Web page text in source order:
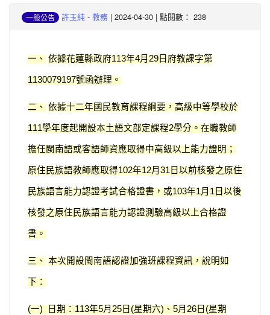
一般公告 許玉純 - 教務 | 2024-04-30 | 點閱數： 238
一、 依據花蓮縣政府113年4月29日府教課字第
1130079197號函辦理。
二、 依據十二年國民教育課程綱要，高級中等學校於
111學年度起開設本土語文部定課程2學分。在職教師
擔任閩南語或客語師資應取得中高級以上能力證明；
原住民族語教師應取得102年12月31日以前核發之原住
民族語言能力認證考試合格證書，或103年1月1日以後
核發之原住民族語言能力認證測驗高級以上合格證
書。
三、 本次開設閩南語認證加強班課程資訊，說明如
下：
(一) 日期：113年5月25日(星期六)、5月26日(星期